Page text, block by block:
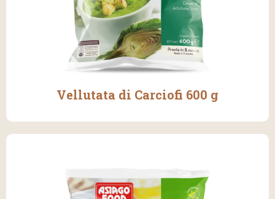
Vellutata di Carciofi 600 g